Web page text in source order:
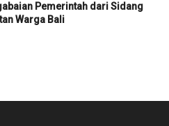
Pemerintah dari Sidang
Warga Bali